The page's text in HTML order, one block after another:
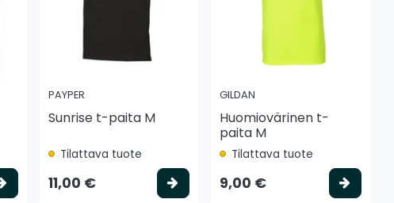
Valitse vaihtoehto
PAYPER
Sunrise t-paita M
Tilattava tuote
11,00 € Valitse vaihtoehto
GILDAN
Huomiovärinen t-
paita M
Tilattava tuote
9,00 €